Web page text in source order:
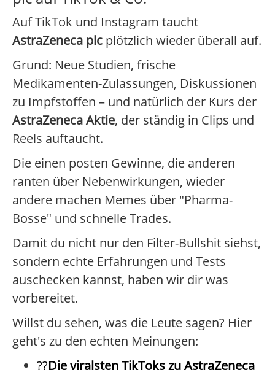
Auf TikTok und Instagram taucht
AstraZeneca plc plötzlich wieder überall auf.
Grund: Neue Studien, frische
Medikamenten-Zulassungen, Diskussionen
zu Impfstoffen – und natürlich der Kurs der
AstraZeneca Aktie, der ständig in Clips und
Reels auftaucht.
Die einen posten Gewinne, die anderen
ranten über Nebenwirkungen, wieder
andere machen Memes über "Pharma-
Bosse" und schnelle Trades.
Damit du nicht nur den Filter-Bullshit siehst,
sondern echte Erfahrungen und Tests
auschecken kannst, haben wir dir was
vorbereitet.
Willst du sehen, was die Leute sagen? Hier
geht's zu den echten Meinungen:
??Die viralsten TikToks zu AstraZeneca